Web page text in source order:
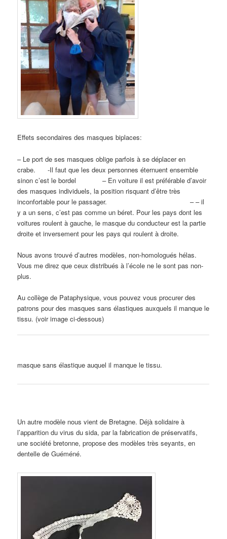
Effets secondaires des masques biplaces:
– Le port de ses masques oblige parfois à se déplacer en
crabe. -Il faut que les deux personnes éternuent ensemble
sinon c’est le bordel – En voiture il est préférable d’avoir
des masques individuels, la position risquant d’être très
inconfortable pour le passager. – – il
y a un sens, c’est pas comme un béret. Pour les pays dont les
voitures roulent à gauche, le masque du conducteur est la partie
droite et inversement pour les pays qui roulent à droite.
Nous avons trouvé d’autres modèles, non-homologués hélas.
Vous me direz que ceux distribués à l’école ne le sont pas non-
plus.
Au collège de Pataphysique, vous pouvez vous procurer des
patrons pour des masques sans élastiques auxquels il manque le
tissu. (voir image ci-dessous)
masque sans élastique auquel il manque le tissu.
Un autre modèle nous vient de Bretagne. Déjà solidaire à
l’apparition du virus du sida, par la fabrication de préservatifs,
une société bretonne, propose des modèles très seyants, en
dentelle de Guéméné.